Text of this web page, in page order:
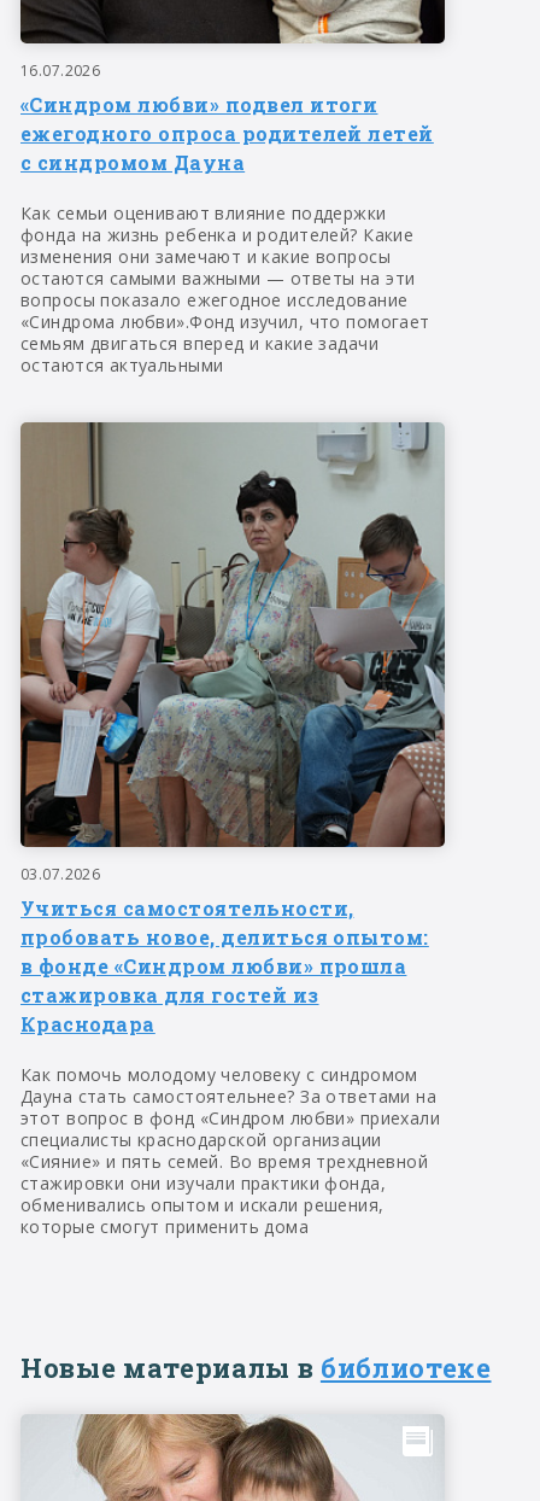
16.07.2026
«Синдром любви» подвел итоги
ежегодного опроса родителей летей
с синдромом Дауна
Как семьи оценивают влияние поддержки
фонда на жизнь ребенка и родителей? Какие
изменения они замечают и какие вопросы
остаются самыми важными — ответы на эти
вопросы показало ежегодное исследование
«Синдрома любви».Фонд изучил, что помогает
семьям двигаться вперед и какие задачи
остаются актуальными
03.07.2026
Учиться самостоятельности,
пробовать новое, делиться опытом:
в фонде «Синдром любви» прошла
стажировка для гостей из
Краснодара
Как помочь молодому человеку с синдромом
Дауна стать самостоятельнее? За ответами на
этот вопрос в фонд «Синдром любви» приехали
специалисты краснодарской организации
«Сияние» и пять семей. Во время трехдневной
стажировки они изучали практики фонда,
обменивались опытом и искали решения,
которые смогут применить дома
Новые материалы в библиотеке